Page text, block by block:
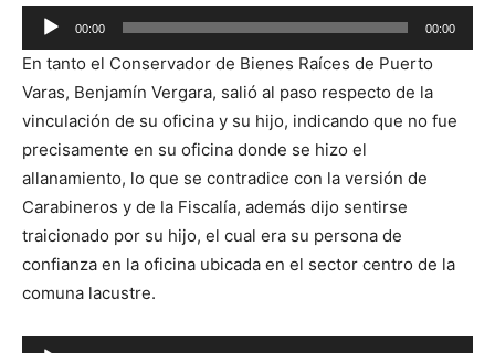
Reproductor
de
audio
00:00 00:00
En tanto el Conservador de Bienes Raíces de Puerto
Varas, Benjamín Vergara, salió al paso respecto de la
vinculación de su oficina y su hijo, indicando que no fue
precisamente en su oficina donde se hizo el
allanamiento, lo que se contradice con la versión de
Carabineros y de la Fiscalía, además dijo sentirse
traicionado por su hijo, el cual era su persona de
confianza en la oficina ubicada en el sector centro de la
comuna lacustre.